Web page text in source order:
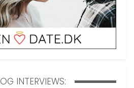
INTERVIEWS: